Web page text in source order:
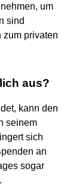
um
sind
zum privaten
aus?
kann den
seinem
sich
an
sogar